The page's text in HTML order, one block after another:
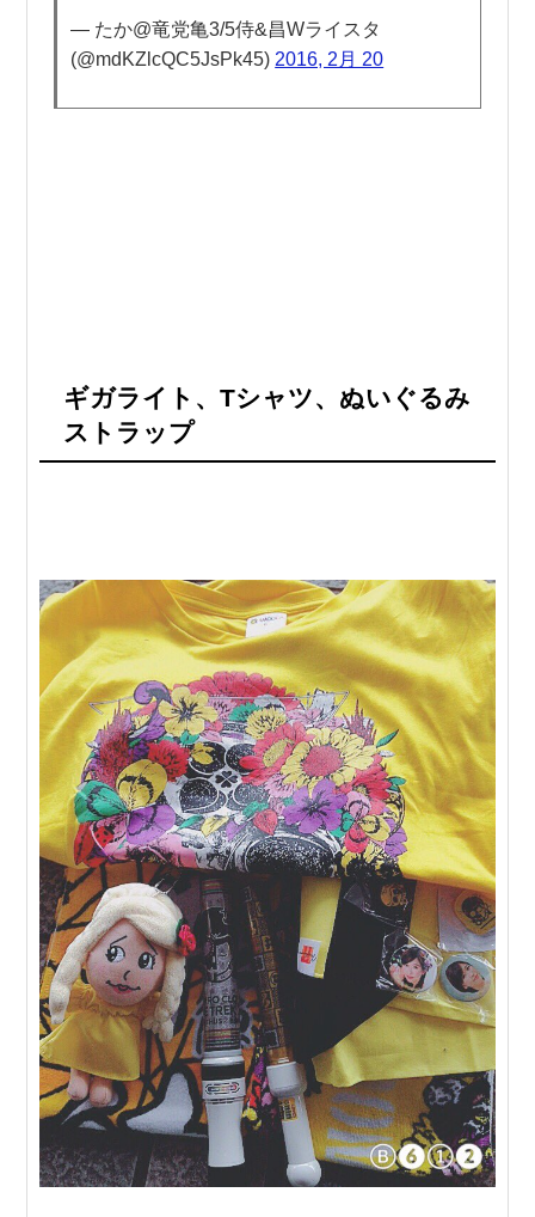
— たか@竜党亀3/5侍&昌Wライスタ
(@mdKZlcQC5JsPk45) 2016, 2月 20
ギガライト、Tシャツ、ぬいぐるみ
ストラップ